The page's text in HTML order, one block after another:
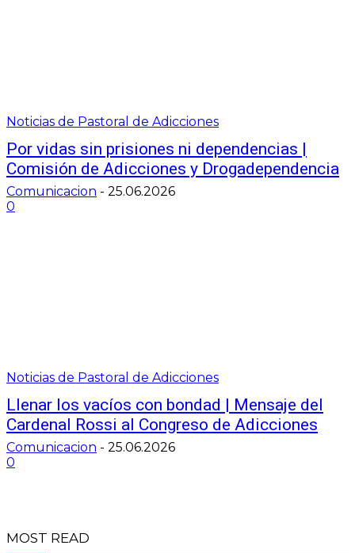
Noticias de Pastoral de Adicciones
Por vidas sin prisiones ni dependencias |
Comisión de Adicciones y Drogadependencia
Comunicacion - 25.06.2026
0
Noticias de Pastoral de Adicciones
Llenar los vacíos con bondad | Mensaje del
Cardenal Rossi al Congreso de Adicciones
Comunicacion - 25.06.2026
0
MOST READ